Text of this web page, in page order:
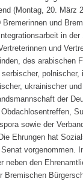
(Montag, 20. März
Bremerinnen und
in
und
des arabischen
polnischer,
ukrainischer
der
sowie der
Ehrungen hat
vorgenommen.
neben den
Bremischen